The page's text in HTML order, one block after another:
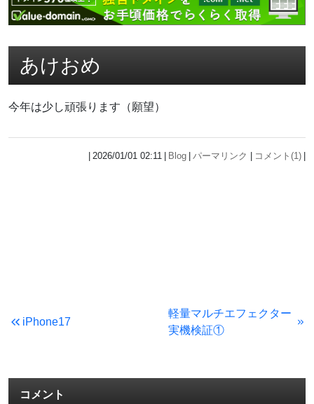
あけおめ
今年は少し頑張ります（願望）
2026/01/01 02:11 Blog パーマリンク コメント(1)
iPhone17
軽量マルチエフェクター
実機検証①
コメント